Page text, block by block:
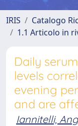
IRIS Catalogo
1.1 Articolo in
Daily
levels
evening
and are
Iannitelli,